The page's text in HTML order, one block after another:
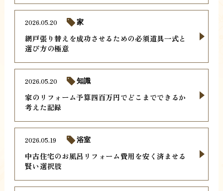
網戸張り替えを成功させるための必須道具一式と
選び方の極意
2026.05.20 家
家のリフォーム予算四百万円でどこまでできるか
考えた記録
2026.05.20 知識
中古住宅のお風呂リフォーム費用を安く済ませる
賢い選択肢
2026.05.19 浴室